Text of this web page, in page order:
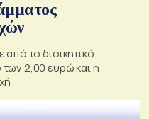
το διοικητικό
2,00 ευρώ και η